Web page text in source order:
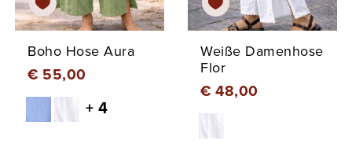
Boho Hose Aura
€ 55,00
+ 4
Weiße Damenhose
Flor
€ 48,00